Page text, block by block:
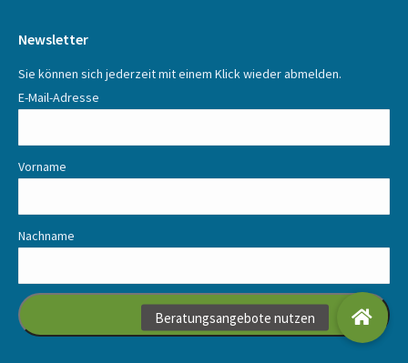
Newsletter
Sie können sich jederzeit mit einem Klick wieder abmelden.
E-Mail-Adresse
Vorname
Nachname